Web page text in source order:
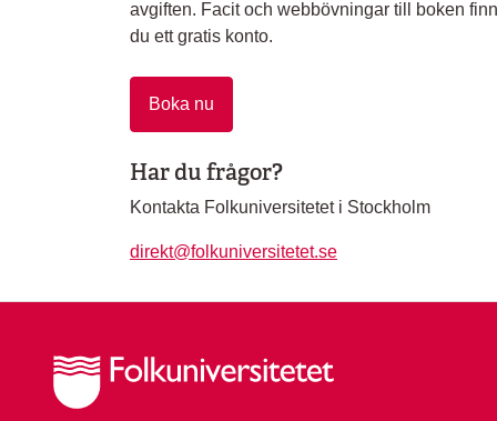
avgiften. Facit och webbövningar till boken
du ett gratis konto.
Boka nu
Har du frågor?
Kontakta Folkuniversitetet i Stockholm
direkt@folkuniversitetet.se